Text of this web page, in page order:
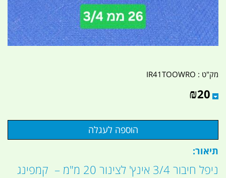
מק"ט : IR41TOOWRO
₪20
תיאור:
ניפל חיבור 3/4 אינץ' לצינור 20 מ"מ – קמפינג